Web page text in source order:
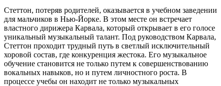
Стеттон, потеряв родителей, оказывается в учебном заведении
для мальчиков в Нью-Йорке. В этом месте он встречает
властного дирижера Карвала, который открывает в его голосе
уникальный музыкальный талант. Под руководством Карвала,
Стеттон проходит трудный путь в светлый исключительный
хоровой состав, где конкуренция жестока. Его музыкальное
обучение становится не только путем к совершенствованию
вокальных навыков, но и путем личностного роста. В
процессе учебы он находит не только музыкальных